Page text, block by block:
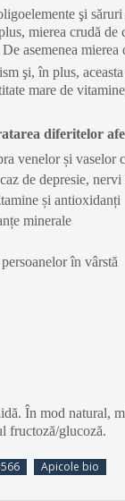
şi
mierea crudă
asemenea
şi, în plus,
mare de
diferitelor
venelor și vaselor
de depresie, nervi
și antioxidanți
minerale
în vârstă
În mod natural,
fructoză/glucoză.
Apicole bio